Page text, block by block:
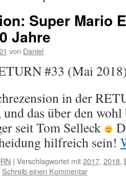
Super Mario
Jahre
von Daniel
#33 (Mai
in der
das über den wohl
seit Tom Selleck
hilfreich sein!
| Verschlagwortet mit2017, 2018,
Schreib einen Kommentar